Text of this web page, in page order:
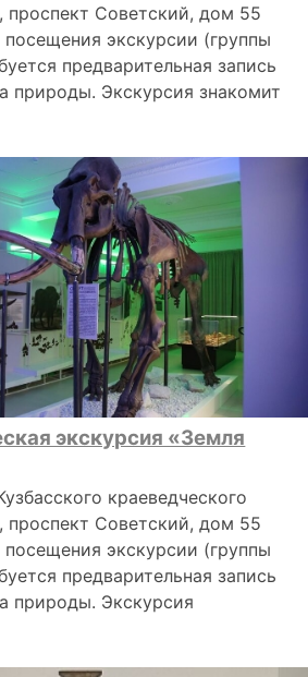
проспект Советский, дом 55
экскурсии (группы
предварительная запись
природы. Экскурсия знакомит
экскурсия «Земля
краеведческого
проспект Советский, дом 55
экскурсии (группы
предварительная запись
природы. Экскурсия